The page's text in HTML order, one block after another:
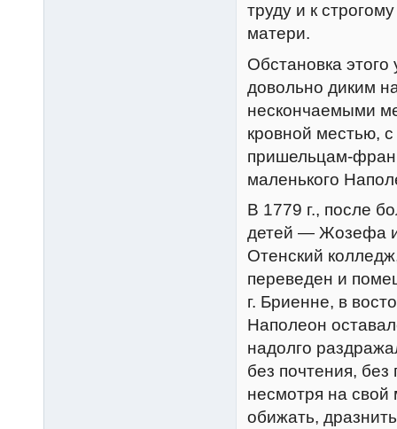
труду и к
матери.
Обстановка этого
довольно диким
нескончаемыми
кровной местью,
пришельцам-
маленького
В 1779 г., после
детей — Жозефа
Отенский
переведен и
г. Бриенне, в
Наполеон
надолго
без почтения,
несмотря на свой
обижать,